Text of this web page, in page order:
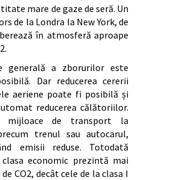
mare de gaze de seră. Un
de la Londra la New York, de
în atmosferă aproape
generală a zborurilor este
Dar reducerea cererii
aeriene poate fi posibilă și
reducerea călătoriilor.
mijloace de transport la
trenul sau autocarul,
emisii reduse. Totodată
economic prezintă mai
CO2, decât cele de la clasa I